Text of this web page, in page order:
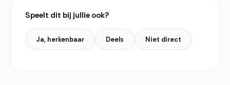
Speelt dit bij jullie ook?
Ja, herkenbaar Deels Niet direct